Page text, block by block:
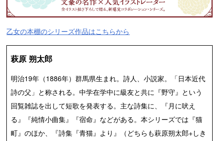
乙女の本棚のシリーズ作品はこちらから
萩原 朔太郎
明治19年（1886年）群馬県生まれ。詩人、小説家。「日本近代
詩の父」と称される。中学在学中に級友と共に『野守』という
回覧雑誌を出して短歌を発表する。主な詩集に、『月に吠え
る』『純情小曲集』『宿命』などがある。本シリーズでは『猫
町』のほか、『詩集『青猫』より』（どちらも萩原朔太郎+しき